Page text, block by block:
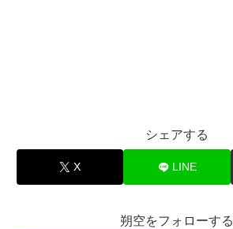
シェアする
X LINE
朔空をフォローする